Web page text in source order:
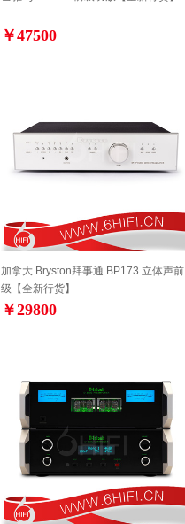
￥47500
加拿大 Bryston拜事通 BP173 立体声前
级【全新行货】
￥29800